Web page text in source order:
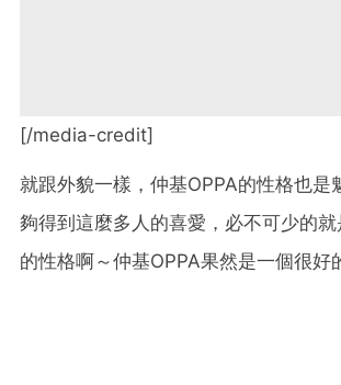
[/media-credit]
就跟外貌一樣，仲基OPPA的性格也是
夠得到這麼多人的喜愛，必不可少的
的性格啊～仲基OPPA果然是一個很好